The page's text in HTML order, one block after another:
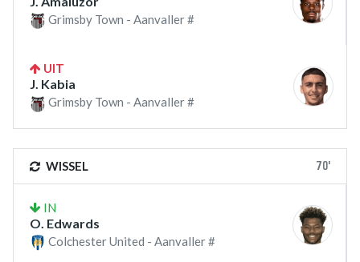
Grimsby Town - Aanvaller #
UIT
J. Kabia
Grimsby Town - Aanvaller #
WISSEL 70'
IN
O. Edwards
Colchester United - Aanvaller #